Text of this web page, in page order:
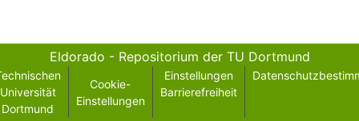
Eldorado - Repositorium der TU Dortmund
Universität
Dortmund
Cookie-
Einstellungen
Einstellungen
Barrierefreiheit